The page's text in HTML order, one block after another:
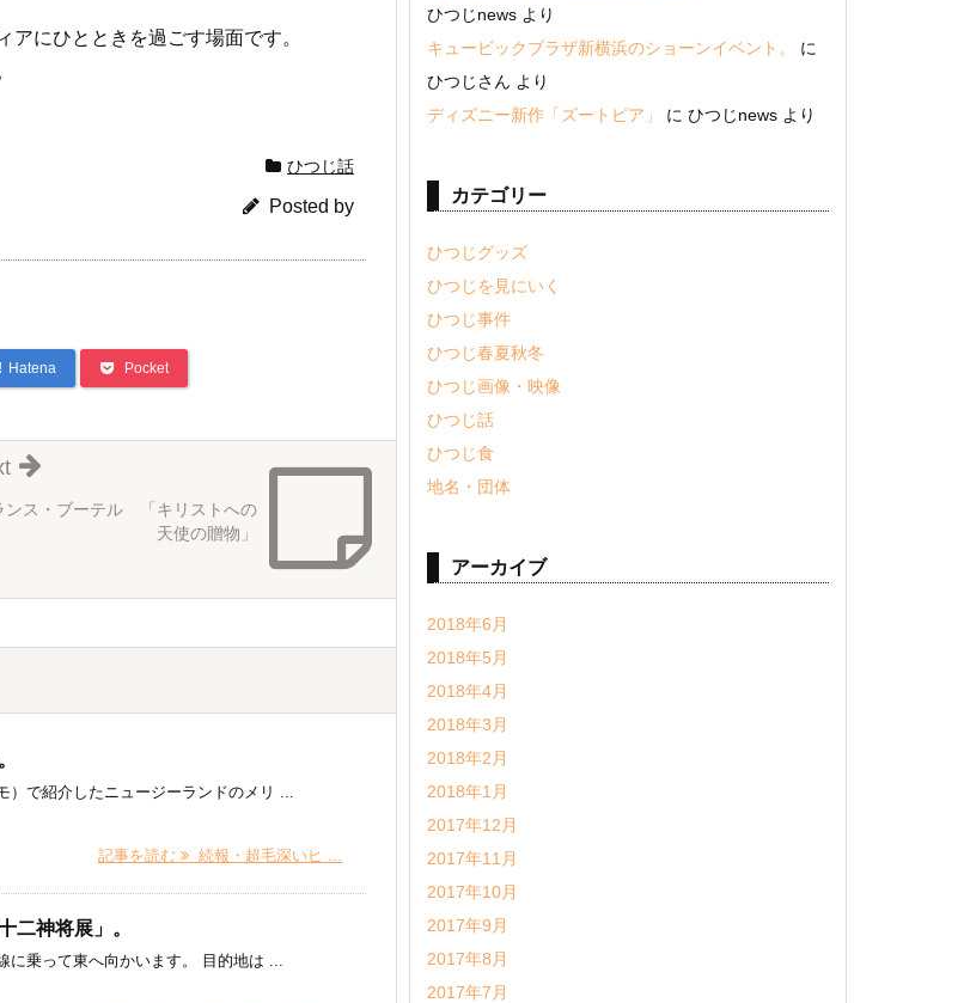
にひとときを過ごす場面です。
ひつじ話
Posted by
Hatena Pocket
ンス・ブーテル 「キリストへの
天使の贈物」
で紹介したニュージーランドのメリ ...
記事を読む 続報・超毛深いヒ ...
二神将展」。
乗って東へ向かいます。 目的地は ...
ひつじnews より
キュービックプラザ新横浜のショーンイベント。
に
ひつじさん より
ディズニー新作「ズートピア」
に ひつじnews より
カテゴリー
ひつじグッズ
ひつじを見にいく
ひつじ事件
ひつじ春夏秋冬
ひつじ画像・映像
ひつじ話
ひつじ食
地名・団体
アーカイブ
2018年6月
2018年5月
2018年4月
2018年3月
2018年2月
2018年1月
2017年12月
2017年11月
2017年10月
2017年9月
2017年8月
2017年7月